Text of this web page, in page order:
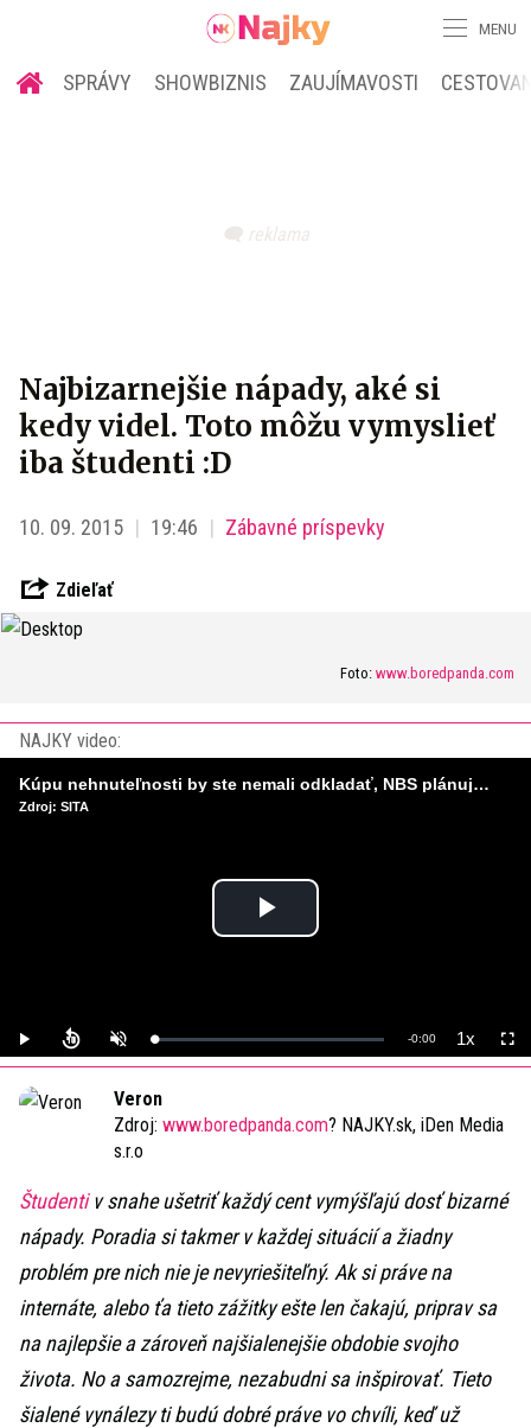
MENU
SPRÁVY SHOWBIZNIS ZAUJÍMAVOSTI
Najbizarnejšie nápady, aké si
kedy videl. Toto môžu vymyslieť
iba študenti :D
10. 09. 2015 19:46 Zábavné príspevky
Zdieľať
Foto: www.boredpanda.com
NAJKY video:
Play
Play UnmuteLoaded:
0%
Remaining
-0:00 1xPlayback
Rate
Kúpu nehnuteľnosti by ste nemali odkladať, NBS plánuje sprísniť pravidlá pri hypotékach
Zdroj: SITA
Veron
Zdroj: www.boredpanda.com? NAJKY.sk, iDen Media
s.r.o
Študentiv snahe ušetriť každý cent vymýšľajú dosť bizarné
nápady. Poradia si takmer v každej situácií a žiadny
problém pre nich nie je nevyriešiteľný. Ak si práve na
internáte, alebo ťa tieto zážitky ešte len čakajú, priprav sa
na najlepšie a zároveň najšialenejšie obdobie svojho
života. No a samozrejme, nezabudni sa inšpirovať. Tieto
šialené vynálezy ti budú dobré práve vo chvíli, keď už